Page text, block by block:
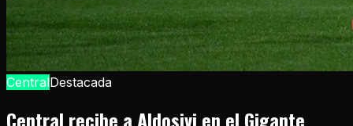
CentralDestacada
Central recibe a Aldosivi en el Gigante